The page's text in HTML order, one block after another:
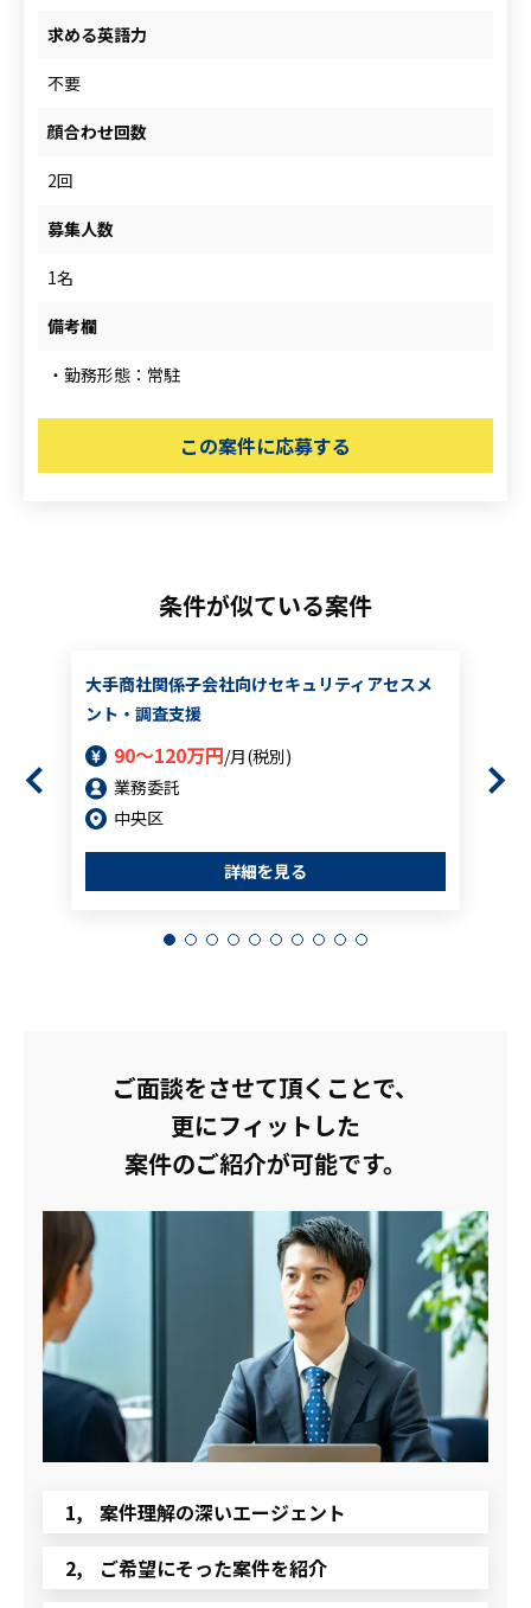
求める英語力
不要
顔合わせ回数
2回
募集人数
1名
備考欄
・勤務形態：常駐
この案件に応募する
条件が似ている案件
大手商社関係子会社向けセキュリティアセスメ
ント・調査支援
90～120万円/月(税別)
業務委託
中央区
詳細を見る
ご面談をさせて頂くことで、
更にフィットした
案件のご紹介が可能です。
案件理解の深いエージェント
ご希望にそった案件を紹介